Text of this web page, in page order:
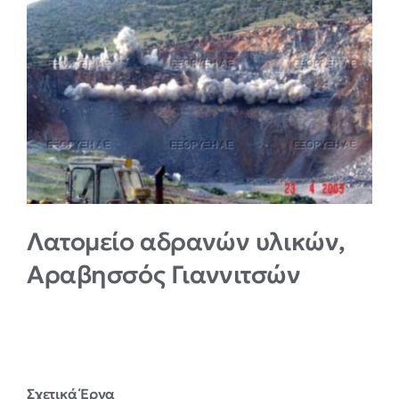
English
Larger
Image
Λατομείο αδρανών υλικών,
Αραβησσός Γιαννιτσών
Σχετικά Έργα